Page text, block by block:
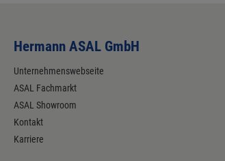
Hermann ASAL GmbH
Unternehmenswebseite
ASAL Fachmarkt
ASAL Showroom
Kontakt
Karriere